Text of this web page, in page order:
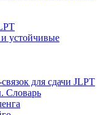
устойчивые
для сдачи JLPT
Словарь